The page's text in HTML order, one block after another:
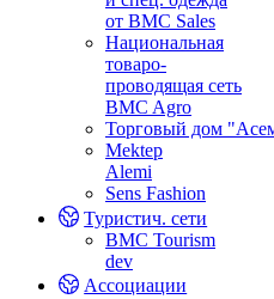
от BMC Sales
Национальная
товаро-
проводящая сеть
BMC Agro
Торговый дом
Mektep
Alemi
Sens Fashion
Туристич. сети
BMC Tourism
dev
Ассоциации